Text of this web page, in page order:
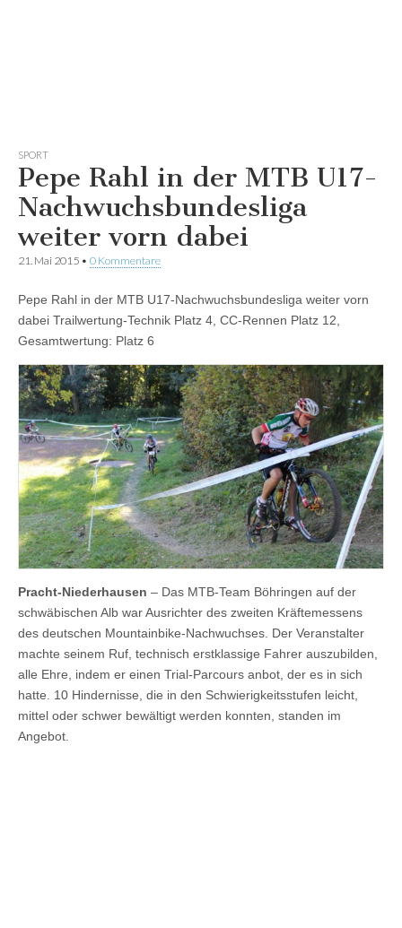
SPORT
Pepe Rahl in der MTB U17-
Nachwuchsbundesliga
weiter vorn dabei
21. Mai 2015 • 0 Kommentare
Pepe Rahl in der MTB U17-Nachwuchsbundesliga weiter vorn
dabei Trailwertung-Technik Platz 4, CC-Rennen Platz 12,
Gesamtwertung: Platz 6
Pracht-Niederhausen – Das MTB-Team Böhringen auf der
schwäbischen Alb war Ausrichter des zweiten Kräftemessens
des deutschen Mountainbike-Nachwuchses. Der Veranstalter
machte seinem Ruf, technisch erstklassige Fahrer auszubilden,
alle Ehre, indem er einen Trial-Parcours anbot, der es in sich
hatte. 10 Hindernisse, die in den Schwierigkeitsstufen leicht,
mittel oder schwer bewältigt werden konnten, standen im
Angebot.